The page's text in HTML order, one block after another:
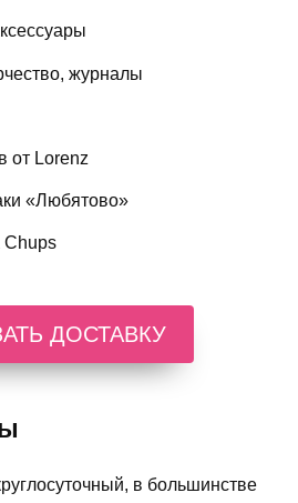
журналы
от Lorenz
«Любятово»
Chups
ДОСТАВКУ
в большинстве